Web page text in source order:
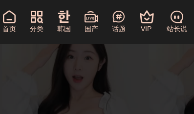
首页 分类 韩国 国产 话题 VIP 站长说